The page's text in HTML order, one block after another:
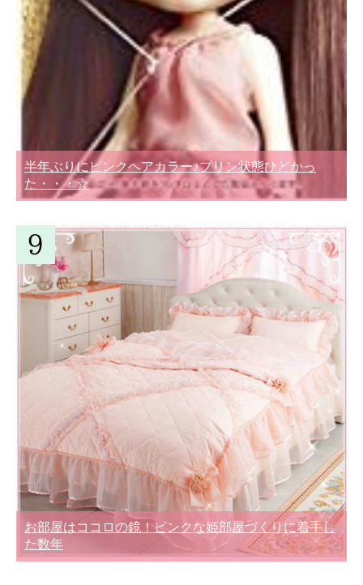
半年ぶりにピンクヘアカラー♪プリン状態ひどかっ
た・・・☆
お部屋はココロの鏡！ピンクな姫部屋づくりに着手し
た数年